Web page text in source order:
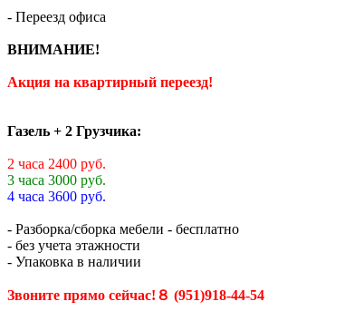
- Переезд офиса
ВНИМАНИЕ!
Акция на квартирный переезд!
Газель + 2 Грузчика:
2 часа 2400 руб.
3 часа 3000 руб.
4 часа 3600 руб.
- Разборка/сборка мебели - бесплатно
- без учета этажности
- Упаковка в наличии
Звоните прямо сейчас!８ (951)918-44-54